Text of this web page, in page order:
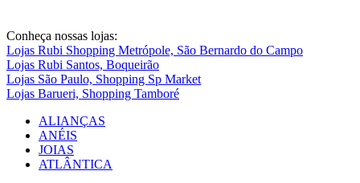
Conheça nossas lojas:
Lojas Rubi Shopping Metrópole, São Bernardo do Campo
Lojas Rubi Santos, Boqueirão
Lojas São Paulo, Shopping Sp Market
Lojas Barueri, Shopping Tamboré
ALIANÇAS
ANÉIS
JOIAS
ATLÂNTICA